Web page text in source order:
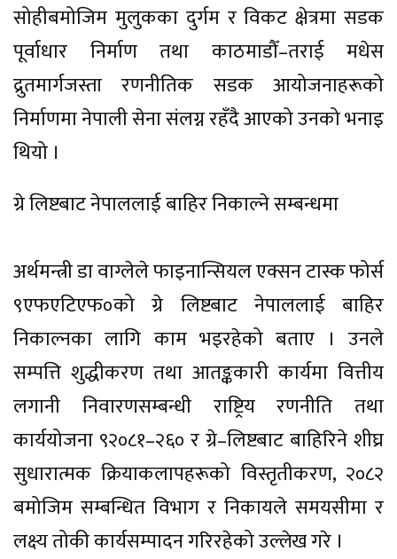
सोहीबमोजिम मुलुकका दुर्गम र विकट क्षेत्रमा सडक
पूर्वाधार निर्माण तथा काठमाडौँ–तराई मधेस
द्रुतमार्गजस्ता रणनीतिक सडक आयोजनाहरूको
निर्माणमा नेपाली सेना संलग्न रहँदै आएको उनको भनाइ
थियो ।
ग्रे लिष्टबाट नेपाललाई बाहिर निकाल्ने सम्बन्धमा
अर्थमन्त्री डा वाग्लेले फाइनान्सियल एक्सन टास्क फोर्स
९एफएटिएफ०को ग्रे लिष्टबाट नेपाललाई बाहिर
निकाल्नका लागि काम भइरहेको बताए । उनले
सम्पत्ति शुद्धीकरण तथा आतङ्ककारी कार्यमा वित्तीय
लगानी निवारणसम्बन्धी राष्ट्रिय रणनीति तथा
कार्ययोजना ९२०८१–२६० र ग्रे–लिष्टबाट बाहिरिने शीघ्र
सुधारात्मक क्रियाकलापहरूको विस्तृतीकरण, २०८२
बमोजिम सम्बन्धित विभाग र निकायले समयसीमा र
लक्ष्य तोकी कार्यसम्पादन गरिरहेको उल्लेख गरे ।